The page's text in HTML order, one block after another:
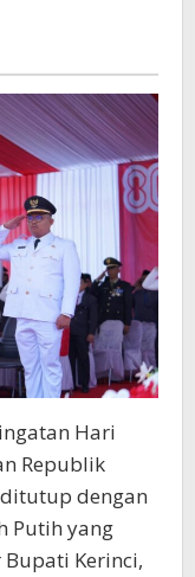
Hari
Republik
dengan
Putih yang
Kerinci,